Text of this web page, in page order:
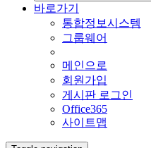
바로가기
통합정보시스템
그룹웨어
메인으로
회원가입
게시판 로그인
Office365
사이트맵